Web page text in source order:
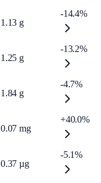
1.13 g
-14.4%
1.25 g
-13.2%
1.84 g
-4.7%
0.07 mg
+40.0%
0.37 µg
-5.1%